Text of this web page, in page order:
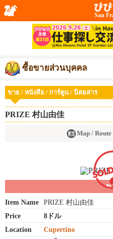
San
ซื้อขายส่วนบุคคล
ขาย / หนังสือ / การ์ตูน / นิตยสาร
PRIZE 村山由佳
Map / Route
ข
Item Name
PRIZE 村山由佳
Price
8ドル
Location
Cupertino